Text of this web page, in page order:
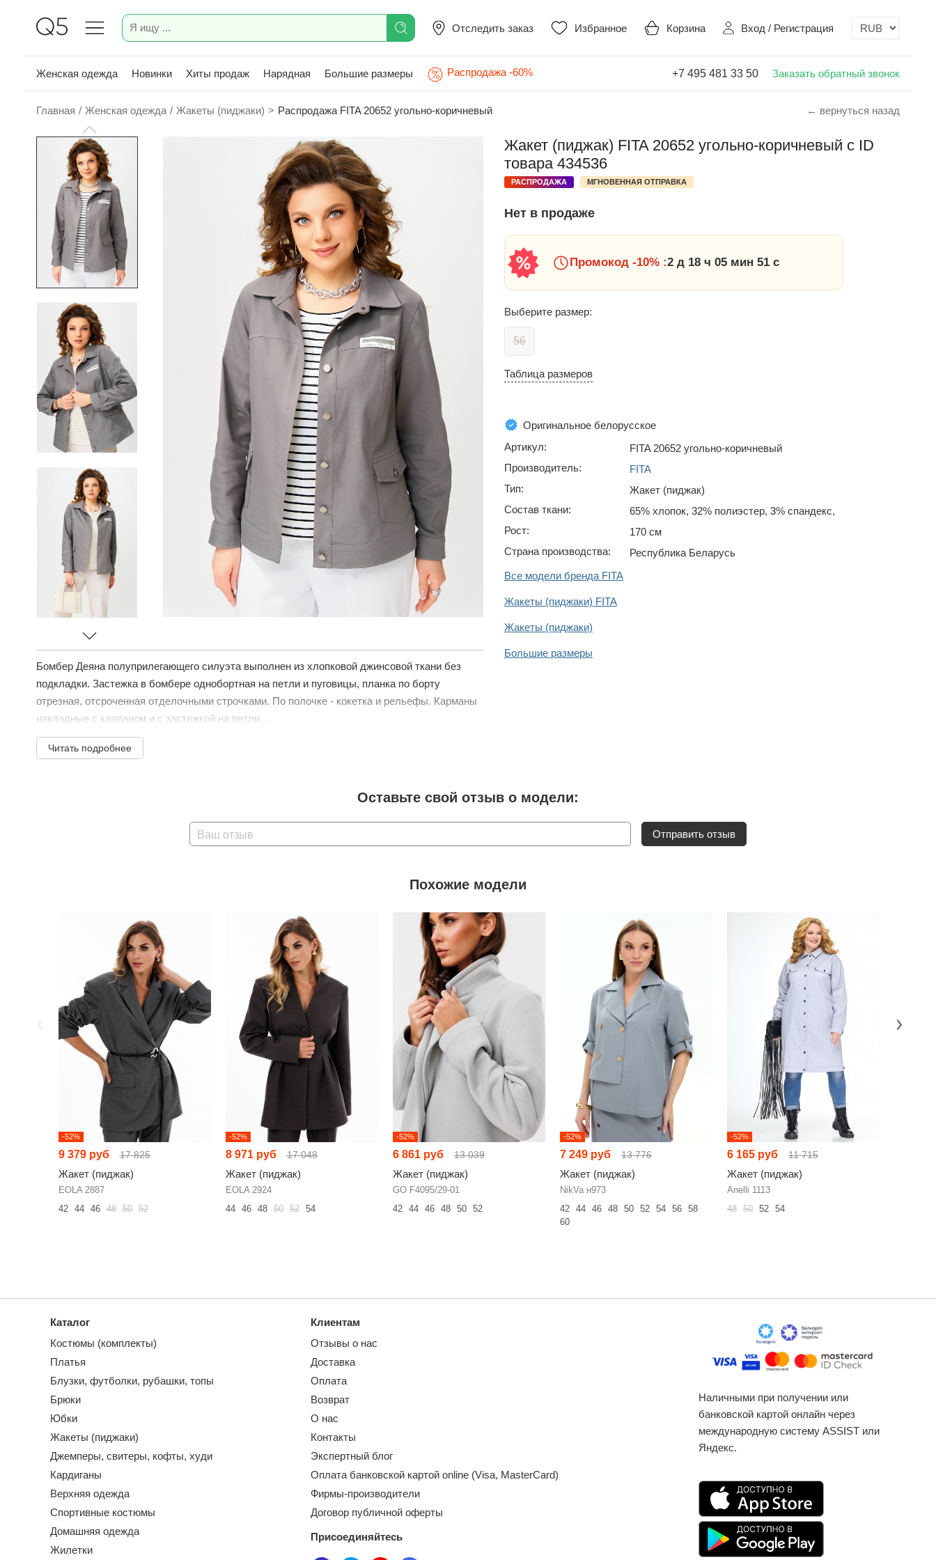
Отследить заказ Избранное Корзина Вход / Регистрация
Женская одежда Новинки Хиты продаж Нарядная Большие размеры Распродажа -60% +7 495 481 33 50 Заказать обратный звонок
Главная / Женская одежда / Жакеты (пиджаки) > Распродажа FITA 20652 угольно-коричневый ← вернуться назад
Бомбер Деяна полуприлегающего силуэта выполнен из хлопковой джинсовой ткани без
подкладки. Застежка в бомбере однобортная на петли и пуговицы, планка по борту
отрезная, отсроченная отделочными строчками. По полочке - кокетка и рельефы. Карманы
накладные с клапаном и с застежкой на петли ...
Читать подробнее
Жакет (пиджак) FITA 20652 угольно-коричневый с ID
товара 434536
РАСПРОДАЖА МГНОВЕННАЯ ОТПРАВКА
Нет в продаже
Промокод -10% :2 д 18 ч 05 мин 50 с
Выберите размер:
56
Таблица размеров
Оригинальное белорусское
Артикул:
FITA 20652 угольно-коричневый
Производитель:
FITA
Тип:
Жакет (пиджак)
Состав ткани:
65% хлопок, 32% полиэстер, 3% спандекс,
Рост:
170 см
Страна производства:
Республика Беларусь
Все модели бренда FITA
Жакеты (пиджаки) FITA
Жакеты (пиджаки)
Большие размеры
Оставьте свой отзыв о модели:
Ваш отзыв Отправить отзыв
Похожие модели
-52%
9 379 руб 17 825
Жакет (пиджак)
EOLA 2887
42
44 46 48 50 52
-52%
8 971 руб 17 048
Жакет (пиджак)
EOLA 2924
44
46 48 50 52 54
-52%
6 861 руб 13 039
Жакет (пиджак)
GO F4095/29-01
42
44 46 48 50 52
-52%
7 249 руб 13 776
Жакет (пиджак)
NikVa н973
42
44 46 48 50 52 54 56
58
60
-52%
6 165 руб 11 715
Жакет (пиджак)
Anelli 1113
48 50 52 54
Каталог
Костюмы (комплекты)
Платья
Блузки, футболки, рубашки, топы
Брюки
Юбки
Жакеты (пиджаки)
Джемперы, свитеры, кофты, худи
Кардиганы
Верхняя одежда
Спортивные костюмы
Домашняя одежда
Жилетки
Клиентам
Отзывы о нас
Доставка
Оплата
Возврат
О нас
Контакты
Экспертный блог
Оплата банковской картой online (Visa, MasterCard)
Фирмы-производители
Договор публичной оферты
Присоединяйтесь
Наличными при получении или
банковской картой онлайн через
международную систему ASSIST или
Яндекс.